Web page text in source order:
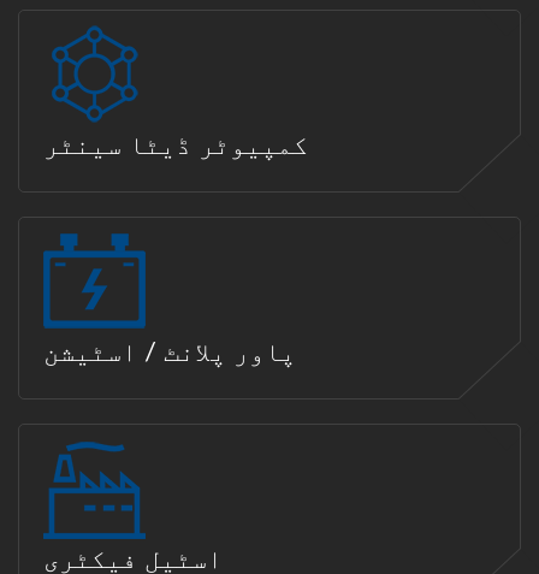
کمپیوٹر ڈیٹا سینٹر
پاور پلانٹ / اسٹیشن
اسٹیل فیکٹری